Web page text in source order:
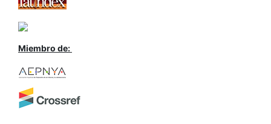
Miembro de: